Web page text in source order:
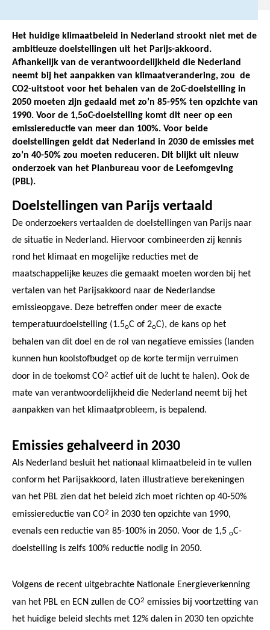
Het huidige klimaatbeleid in Nederland strookt niet met de
ambitieuze doelstellingen uit het Parijs-akkoord.
Afhankelijk van de verantwoordelijkheid die Nederland
neemt bij het aanpakken van klimaatverandering, zou de
CO2-uitstoot voor het behalen van de 2oC-doelstelling in
2050 moeten zijn gedaald met zo’n 85-95% ten opzichte van
1990. Voor de 1,5oC-doelstelling komt dit neer op een
emissiereductie van meer dan 100%. Voor beide
doelstellingen geldt dat Nederland in 2030 de emissies met
zo’n 40-50% zou moeten reduceren. Dit blijkt uit nieuw
onderzoek van het Planbureau voor de Leefomgeving
(PBL).
Doelstellingen van Parijs vertaald
De onderzoekers vertaalden de doelstellingen van Parijs naar
de situatie in Nederland. Hiervoor combineerden zij kennis
rond het klimaat en mogelijke reducties met de
maatschappelijke keuzes die gemaakt moeten worden bij het
vertalen van het Parijsakkoord naar de Nederlandse
emissieopgave. Deze betreffen onder meer de exacte
temperatuurdoelstelling (1.5oC of 2oC), de kans op het
behalen van dit doel en de rol van negatieve emissies (landen
kunnen hun koolstofbudget op de korte termijn verruimen
door in de toekomst CO2 actief uit de lucht te halen). Ook de
mate van verantwoordelijkheid die Nederland neemt bij het
aanpakken van het klimaatprobleem, is bepalend.
Emissies gehalveerd in 2030
Als Nederland besluit het nationaal klimaatbeleid in te vullen
conform het Parijsakkoord, laten illustratieve berekeningen
van het PBL zien dat het beleid zich moet richten op 40-50%
emissiereductie van CO2 in 2030 ten opzichte van 1990,
evenals een reductie van 85-100% in 2050. Voor de 1,5 oC-
doelstelling is zelfs 100% reductie nodig in 2050.
Volgens de recent uitgebrachte Nationale Energieverkenning
van het PBL en ECN zullen de CO2 emissies bij voortzetting van
het huidige beleid slechts met 12% dalen in 2030 ten opzichte